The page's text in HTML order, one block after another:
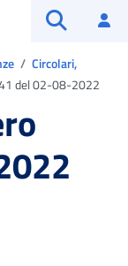
Circolari,
del 02-08-2022